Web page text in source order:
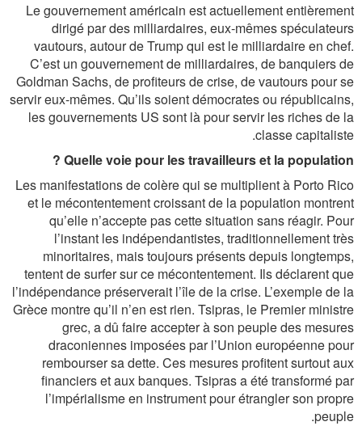
Le gouvernement américain est actuellement entièrement
dirigé par des milliardaires, eux-mêmes spéculateurs
vautours, autour de Trump qui est le milliardaire en chef.
C’est un gouvernement de milliardaires, de banquiers de
Goldman Sachs, de profiteurs de crise, de vautours pour se
servir eux-mêmes. Qu’ils soient démocrates ou républicains,
les gouvernements US sont là pour servir les riches de la
classe capitaliste.
Quelle voie pour les travailleurs et la population ?
Les manifestations de colère qui se multiplient à Porto Rico
et le mécontentement croissant de la population montrent
qu’elle n’accepte pas cette situation sans réagir. Pour
l’instant les indépendantistes, traditionnellement très
minoritaires, mais toujours présents depuis longtemps,
tentent de surfer sur ce mécontentement. Ils déclarent que
l’indépendance préserverait l’île de la crise. L’exemple de la
Grèce montre qu’il n’en est rien. Tsipras, le Premier ministre
grec, a dû faire accepter à son peuple des mesures
draconiennes imposées par l’Union européenne pour
rembourser sa dette. Ces mesures profitent surtout aux
financiers et aux banques. Tsipras a été transformé par
l’impérialisme en instrument pour étrangler son propre
peuple.